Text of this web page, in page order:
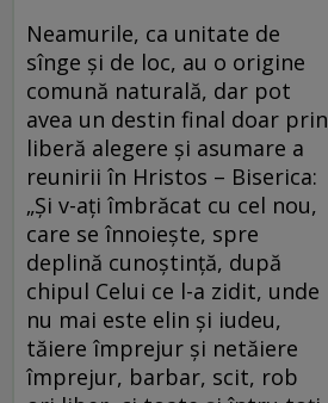
Neamurile, ca unitate de
sînge și de loc, au o origine
comună naturală, dar pot
avea un destin final doar prin
liberă alegere și asumare a
reunirii în Hristos – Biserica:
„Şi v-aţi îmbrăcat cu cel nou,
care se înnoieşte, spre
deplină cunoştinţă, după
chipul Celui ce l-a zidit, unde
nu mai este elin şi iudeu,
tăiere împrejur şi netăiere
împrejur, barbar, scit, rob